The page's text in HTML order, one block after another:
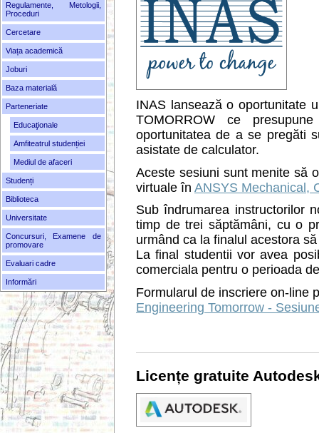
Regulamente, Metologii,
Proceduri
Cercetare
Viața academică
Joburi
Baza materială
Parteneriate
Educaţionale
Amfiteatrul studenției
Mediul de afaceri
Studenți
Biblioteca
Universitate
Concursuri, Examene de
promovare
Evaluari cadre
Informări
INAS lansează o oportunitate
TOMORROW ce
oportunitatea de a se pregăti
asistate de calculator.
Aceste sesiuni sunt menite să
virtuale în ANSYS Mechanical,
Sub îndrumarea instructorilor
timp de trei săptămâni, cu o
urmând ca la finalul acestora
La final studentii vor avea
comerciala pentru o perioada
Formularul de inscriere on-line
Engineering Tomorrow -
Licențe gratuite